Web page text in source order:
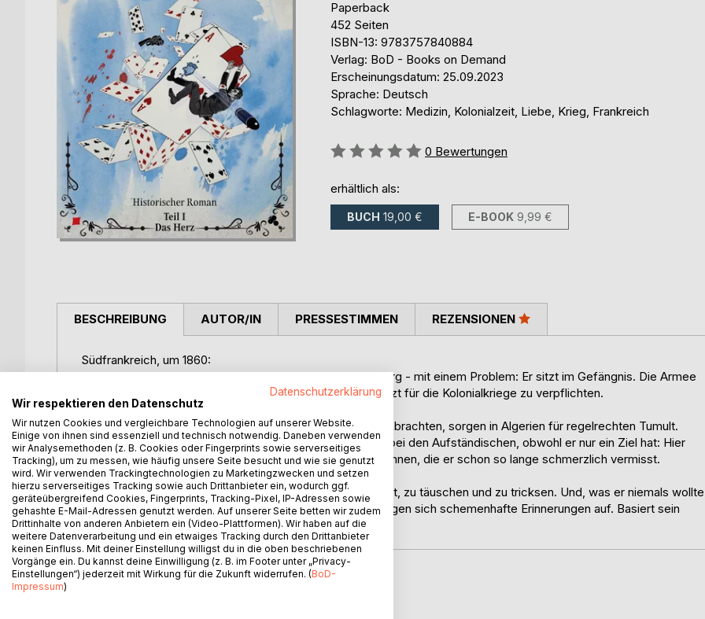
Paperback
452 Seiten
ISBN-13: 9783757840884
Verlag: BoD - Books on Demand
Erscheinungsdatum: 25.09.2023
Sprache: Deutsch
Schlagworte: Medizin, Kolonialzeit, Liebe, Krieg, Frankreich
Bewertung::
0 Bewertungen
erhältlich als:
BUCH 19,00 € E-BOOK 9,99 €
BESCHREIBUNG
Südfrankreich, um 1860:
Adrien Laurent ist ein begnadeter, aber eigenwilliger Chirurg - mit einem Problem: Er sitzt im Gefängnis. Die Armee
nutzt seine missliche Lage und nötigt ihn, sich als Militärarzt für die Kolonialkriege zu verpflichten.
Dieselben rebellischen Eigenschaften, die ihn hinter Gitter brachten, sorgen in Algerien für regelrechten Tumult.
Schließlich landet Adrien ungewollt als Feind Frankreichs bei den Aufständischen, obwohl er nur ein Ziel hat: Hier
weg und zurück zu seiner Frau und den beiden kleinen Söhnen, die er schon so lange schmerzlich vermisst.
Im Wahnsinn des Krieges hilft ihm sein angeborenes Talent, zu täuschen und zu tricksen. Und, was er niemals
zu töten. Je mehr er sich selbst verrät, desto stärker drängen sich schemenhafte Erinnerungen auf. Basiert sein
Leben von Anfang an auf Lug und Betrug?
AUTOR/IN PRESSESTIMMEN REZENSIONEN
WEITERE TITEL BEI
Datenschutzerklärung
Wir respektieren den Datenschutz
Wir nutzen Cookies und vergleichbare Technologien auf unserer Website.
Einige von ihnen sind essenziell und technisch notwendig. Daneben verwenden
wir Analysemethoden (z. B. Cookies oder Fingerprints sowie serverseitiges
Tracking), um zu messen, wie häufig unsere Seite besucht und wie sie genutzt
wird. Wir verwenden Trackingtechnologien zu Marketingzwecken und setzen
hierzu serverseitiges Tracking sowie auch Drittanbieter ein, wodurch ggf.
geräteübergreifend Cookies, Fingerprints, Tracking-Pixel, IP-Adressen sowie
gehashte E-Mail-Adressen genutzt werden. Auf unserer Seite betten wir zudem
Drittinhalte von anderen Anbietern ein (Video-Plattformen). Wir haben auf die
weitere Datenverarbeitung und ein etwaiges Tracking durch den Drittanbieter
keinen Einfluss. Mit deiner Einstellung willigst du in die oben beschriebenen
Vorgänge ein. Du kannst deine Einwilligung (z. B. im Footer unter „Privacy-
Einstellungen“) jederzeit mit Wirkung für die Zukunft widerrufen. (BoD-
Impressum)